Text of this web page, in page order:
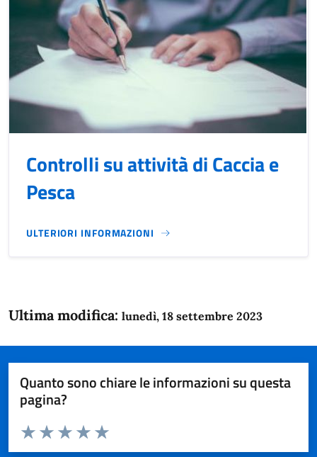
Controlli su attività di Caccia e
Pesca
ULTERIORI INFORMAZIONI
Ultima modifica: lunedì, 18 settembre 2023
Quanto sono chiare le informazioni su questa
pagina?
Domanda
Valuta da 1 a 5 stelle la pagina
Valuta 5 stelle su 5
Valuta 4 stelle su 5
Valuta 3 stelle su 5
Valuta 2 stelle su 5
Valuta 1 stelle su 5